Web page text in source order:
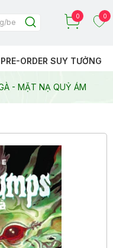
0 0
PRE-ORDER SUY TƯỞNG
- MẶT NẠ QUỶ ÁM